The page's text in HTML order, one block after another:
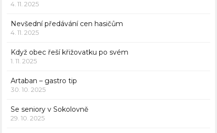
4. 11. 2025
Nevšední předávání cen hasičům
4. 11. 2025
Když obec řeší křižovatku po svém
1. 11. 2025
Artaban – gastro tip
30. 10. 2025
Se seniory v Sokolovně
29. 10. 2025